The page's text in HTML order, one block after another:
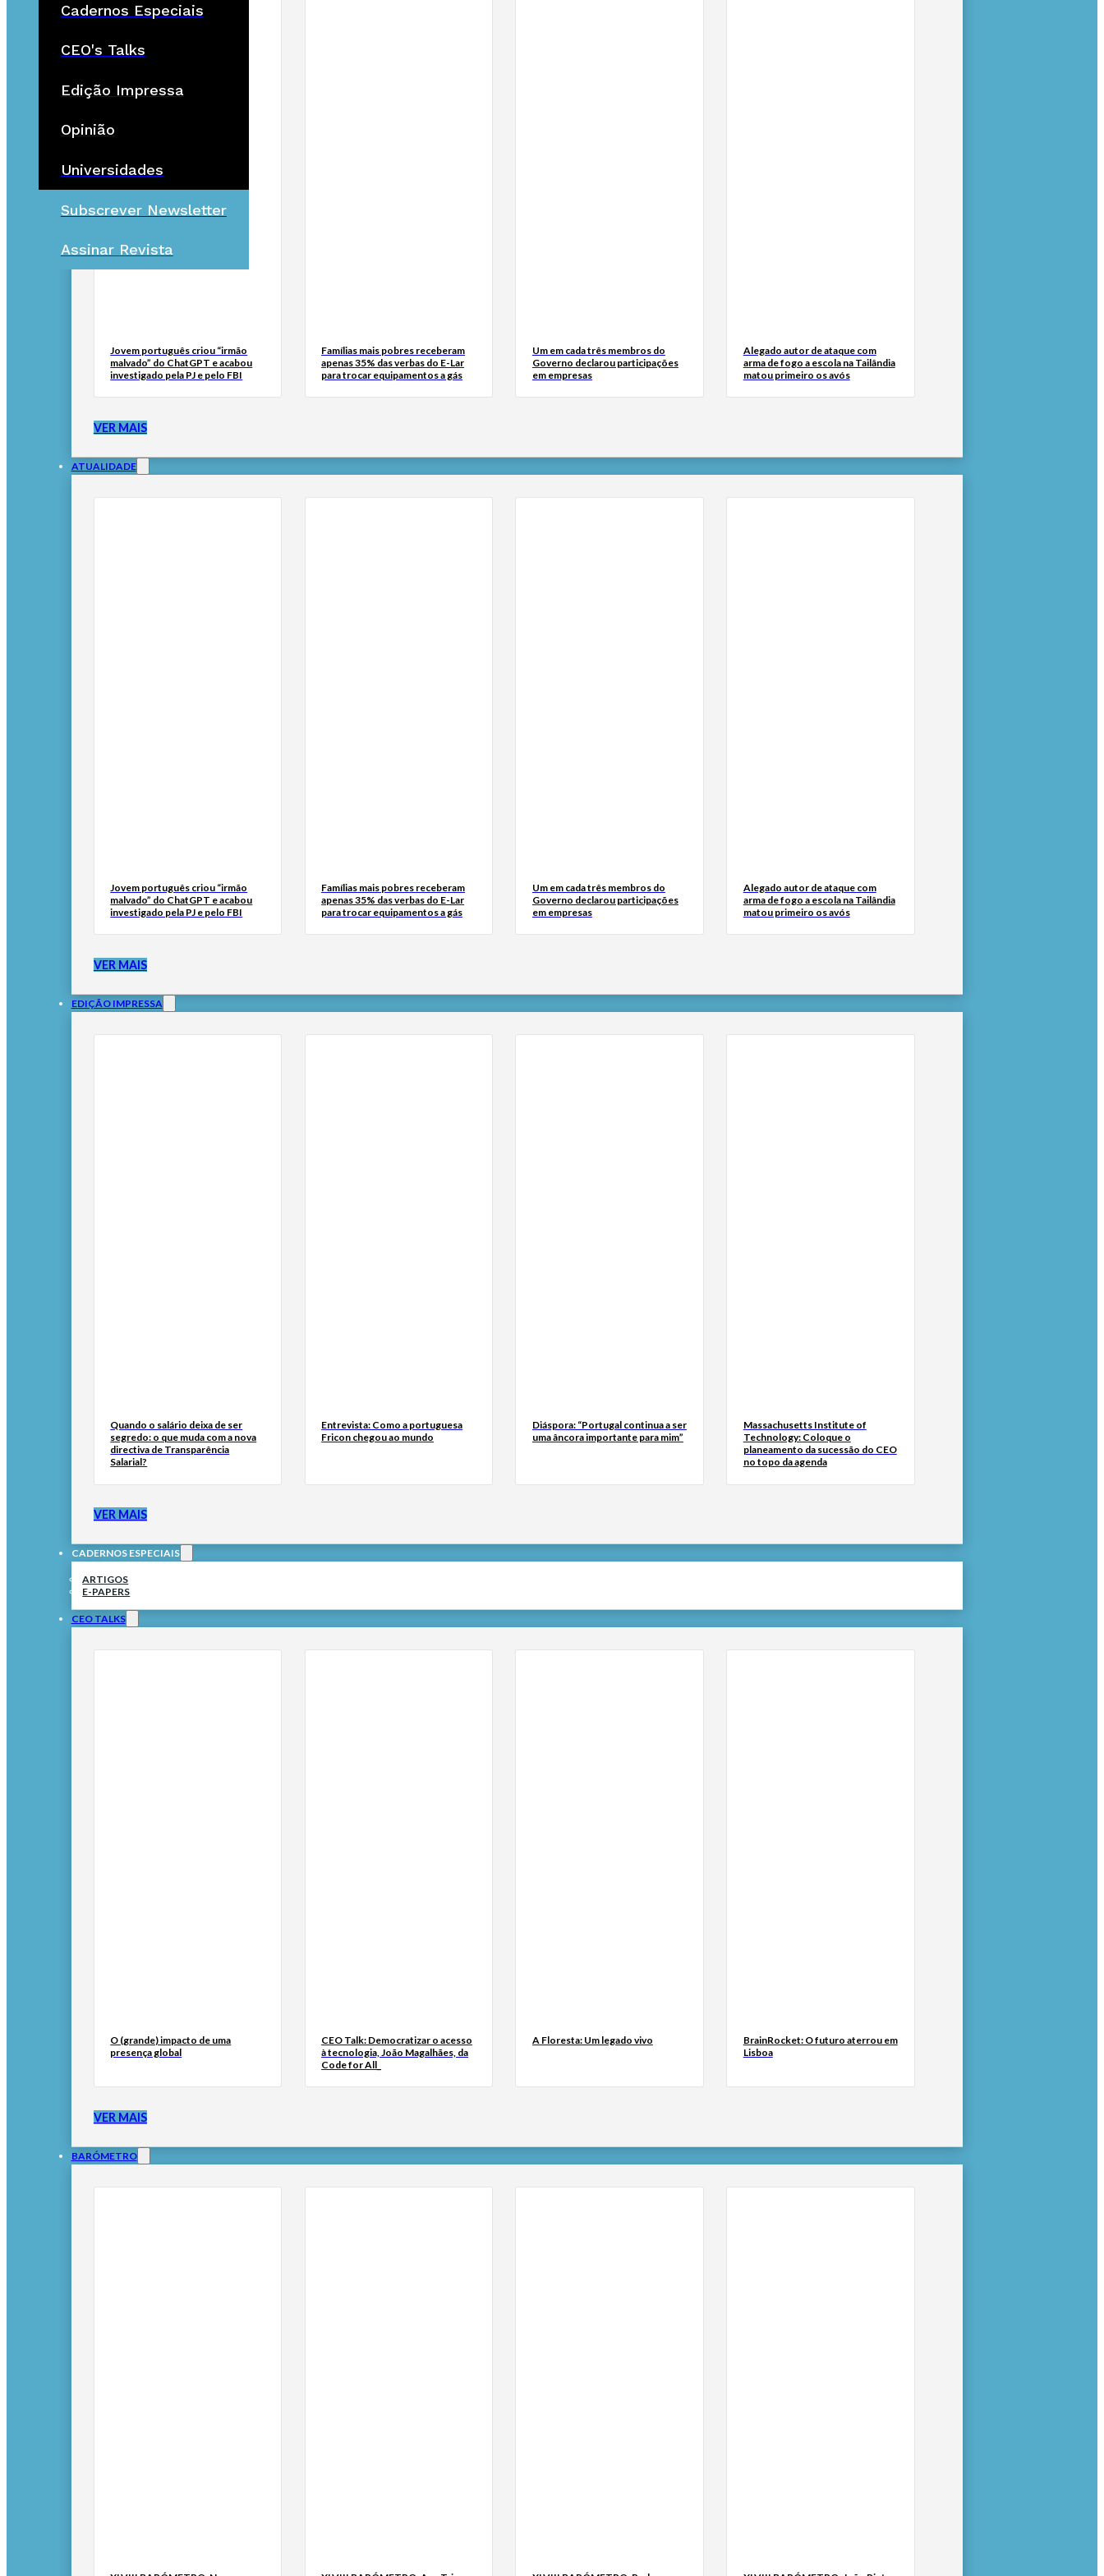
Cadernos Especiais
CEO's Talks
Edição Impressa
Opinião
Universidades
Subscrever Newsletter
Assinar Revista
Jovem português criou “irmão
malvado” do ChatGPT e acabou
investigado pela PJ e pelo FBI
Famílias mais pobres receberam
apenas 35% das verbas do E-Lar
para trocar equipamentos a gás
Um em cada três membros do
Governo declarou participações
em empresas
Alegado autor de ataque com
arma de fogo a escola na Tailândia
matou primeiro os avós
VER MAIS
ATUALIDADE
Jovem português criou “irmão
malvado” do ChatGPT e acabou
investigado pela PJ e pelo FBI
Famílias mais pobres receberam
apenas 35% das verbas do E-Lar
para trocar equipamentos a gás
Um em cada três membros do
Governo declarou participações
em empresas
Alegado autor de ataque com
arma de fogo a escola na Tailândia
matou primeiro os avós
VER MAIS
EDIÇÃO IMPRESSA
Quando o salário deixa de ser
segredo: o que muda com a nova
directiva de Transparência
Salarial?
Entrevista: Como a portuguesa
Fricon chegou ao mundo
Diáspora: “Portugal continua a ser
uma âncora importante para mim”
Massachusetts Institute of
Technology: Coloque o
planeamento da sucessão do CEO
no topo da agenda
VER MAIS
CADERNOS ESPECIAIS
ARTIGOS
E-PAPERS
CEO TALKS
O (grande) impacto de uma
presença global
CEO Talk: Democratizar o acesso
à tecnologia, João Magalhães, da
Code for All_
A Floresta: Um legado vivo
BrainRocket: O futuro aterrou em
Lisboa
VER MAIS
BARÓMETRO